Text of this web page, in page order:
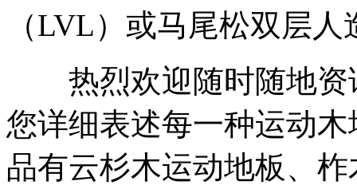
（LVL）或马尾松双层人
热烈欢迎随时随地资
您详细表述每一种运动
品有云杉木运动地板、